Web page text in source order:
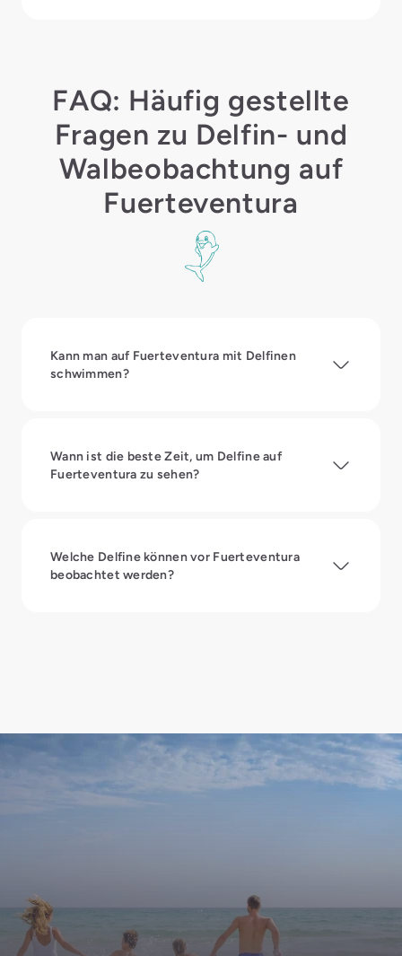
FAQ: Häufig gestellte
Fragen zu Delfin- und
Walbeobachtung auf
Fuerteventura
Kann man auf Fuerteventura mit Delfinen
schwimmen?
Wann ist die beste Zeit, um Delfine auf
Fuerteventura zu sehen?
Welche Delfine können vor Fuerteventura
beobachtet werden?